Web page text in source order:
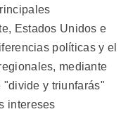
Estados Unidos e
políticas y el
mediante
"divide y triunfarás"
intereses